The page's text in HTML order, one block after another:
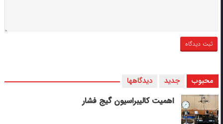
محبوب جدید دیدگاهها
اهمیت کالیبراسیون گیج فشار